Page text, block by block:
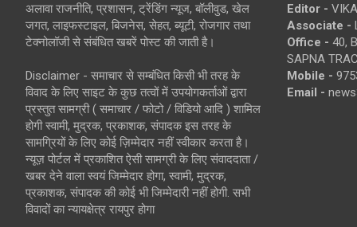
अलावा राजनीति, प्रशासन, ट्रेंडिंग न्यूज, बॉलीवुड, खेल
जगत, लाइफस्टाइल, बिजनेस, सेहत, ब्यूटी, रोजगार तथा
टेक्नोलॉजी से संबंधित खबरें पोस्ट की जाती है।
Disclaimer - समाचार से सम्बंधित किसी भी तरह के
विवाद के लिए साइट के कुछ तत्वों में उपयोगकर्ताओं द्वारा
प्रस्तुत सामग्री ( समाचार / फोटो / विडियो आदि ) शामिल
होगी स्वामी, मुद्रक, प्रकाशक, संपादक इस तरह के
सामग्रियों के लिए कोई ज़िम्मेदार नहीं स्वीकार करता है।
न्यूज़ पोर्टल में प्रकाशित ऐसी सामग्री के लिए संवाददाता /
खबर देने वाला स्वयं जिम्मेदार होगा, स्वामी, मुद्रक,
प्रकाशक, संपादक की कोई भी जिम्मेदारी नहीं होगी. सभी
विवादों का न्यायक्षेत्र रायपुर होगा
Editor -
Associate -
Office - 40,
SAPNA
Mobile -
Email -